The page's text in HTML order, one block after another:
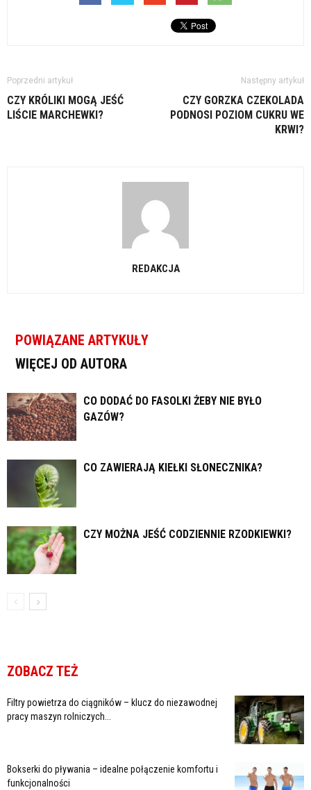
Poprzedni artykuł
CZY KRÓLIKI MOGĄ JEŚĆ
LIŚCIE MARCHEWKI?
Następny artykuł
CZY GORZKA CZEKOLADA
PODNOSI POZIOM CUKRU WE
KRWI?
REDAKCJA
POWIĄZANE ARTYKUŁY
WIĘCEJ OD AUTORA
CO DODAĆ DO FASOLKI ŻEBY NIE BYŁO
GAZÓW?
CO ZAWIERAJĄ KIEŁKI SŁONECZNIKA?
CZY MOŻNA JEŚĆ CODZIENNIE RZODKIEWKI?
ZOBACZ TEŻ
Filtry powietrza do ciągników – klucz do niezawodnej
pracy maszyn rolniczych...
Bokserki do pływania – idealne połączenie komfortu i
funkcjonalności